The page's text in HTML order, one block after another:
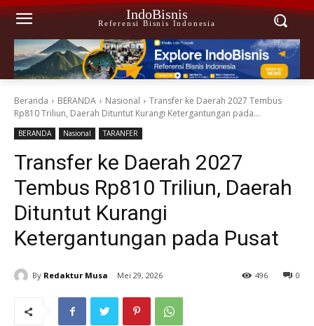
IndoBisnis
Referensi Bisnis Indonesia
Beranda BERANDA Nasional
Transfer ke Daerah 2027 Tembus
Rp810 Triliun, Daerah Dituntut Kurangi Ketergantungan pada...
BERANDA Nasional TARANFER
Transfer ke Daerah 2027
Tembus Rp810 Triliun, Daerah
Dituntut Kurangi
Ketergantungan pada Pusat
By Redaktur Musa Mei 29, 2026 0
496